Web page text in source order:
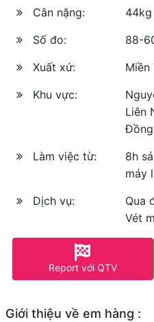
Cân nặng:
44kg
Số đo:
88-
Xuất xứ:
Miền
Khu vực:
Liên
Đồng
Làm việc từ:
8h
máy
Dịch vụ:
Qua
Vét
Report với QTV
Giới thiệu về em hàng :